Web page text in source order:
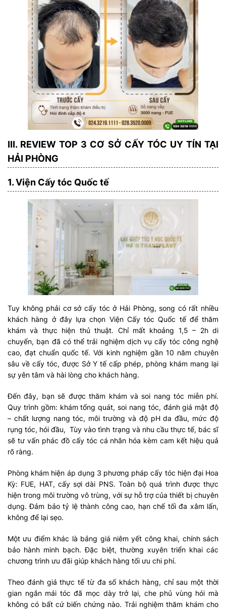
III. REVIEW TOP 3 CƠ SỞ CẤY TÓC UY TÍN TẠI
HẢI PHÒNG
1. Viện Cấy tóc Quốc tế
Tuy không phải cơ sở cấy tóc ở Hải Phòng, song có rất nhiều
khách hàng ở đây lựa chọn Viện Cấy tóc Quốc tế để thăm
khám và thực hiện thủ thuật. Chỉ mất khoảng 1,5 – 2h di
chuyển, bạn đã có thể trải nghiệm dịch vụ cấy tóc công nghệ
cao, đạt chuẩn quốc tế. Với kinh nghiệm gần 10 năm chuyên
sâu về cấy tóc, được Sở Y tế cấp phép, phòng khám mang lại
sự yên tâm và hài lòng cho khách hàng.
Đến đây, bạn sẽ được thăm khám và soi nang tóc miễn phí.
Quy trình gồm: khám tổng quát, soi nang tóc, đánh giá mật độ
– chất lượng nang tóc, môi trường và độ pH da đầu, mức độ
rụng tóc, hói đầu, Tùy vào tình trạng và nhu cầu thực tế, bác sĩ
sẽ tư vấn phác đồ cấy tóc cá nhân hóa kèm cam kết hiệu quả
rõ ràng.
Phòng khám hiện áp dụng 3 phương pháp cấy tóc hiện đại Hoa
Kỳ: FUE, HAT, cấy sợi dài PNS. Toàn bộ quá trình được thực
hiện trong môi trường vô trùng, với sự hỗ trợ của thiết bị chuyên
dụng. Đảm bảo tỷ lệ thành công cao, hạn chế tối đa xâm lấn,
không để lại sẹo.
Một ưu điểm khác là bảng giá niêm yết công khai, chính sách
bảo hành minh bạch. Đặc biệt, thường xuyên triển khai các
chương trình ưu đãi giúp khách hàng tối ưu chi phí.
Theo đánh giá thực tế từ đa số khách hàng, chỉ sau một thời
gian ngắn mái tóc đã mọc dày trở lại, che phủ vùng hói mà
không có bất cứ biến chứng nào. Trải nghiệm thăm khám cho